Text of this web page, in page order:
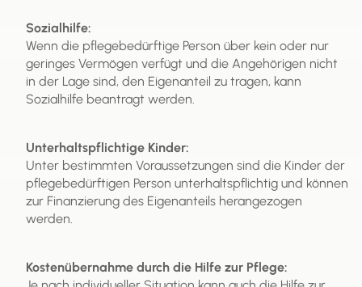
Sozialhilfe:
Wenn die pflegebedürftige Person über kein oder nur
geringes Vermögen verfügt und die Angehörigen nicht
in der Lage sind, den Eigenanteil zu tragen, kann
Sozialhilfe beantragt werden.
Unterhaltspflichtige Kinder:
Unter bestimmten Voraussetzungen sind die Kinder der
pflegebedürftigen Person unterhaltspflichtig und können
zur Finanzierung des Eigenanteils herangezogen
werden.
Kostenübernahme durch die Hilfe zur Pflege: